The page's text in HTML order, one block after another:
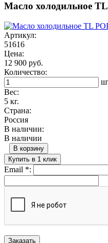
Масло холодильное
Артикул:
51616
Цена:
12 900 руб.
Количество:
Вес:
5 кг.
Страна:
Россия
В наличии:
В наличии
В корзину
Купить в 1 клик
Email *: